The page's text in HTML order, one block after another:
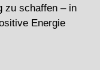
zu schaffen – in
Energie